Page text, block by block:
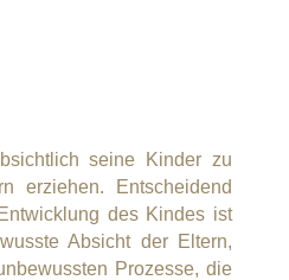
seine Kinder zu
erziehen. Entscheidend
des Kindes ist
Absicht der Eltern,
Prozesse, die